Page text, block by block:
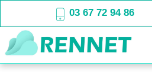
03 67 72 94 86